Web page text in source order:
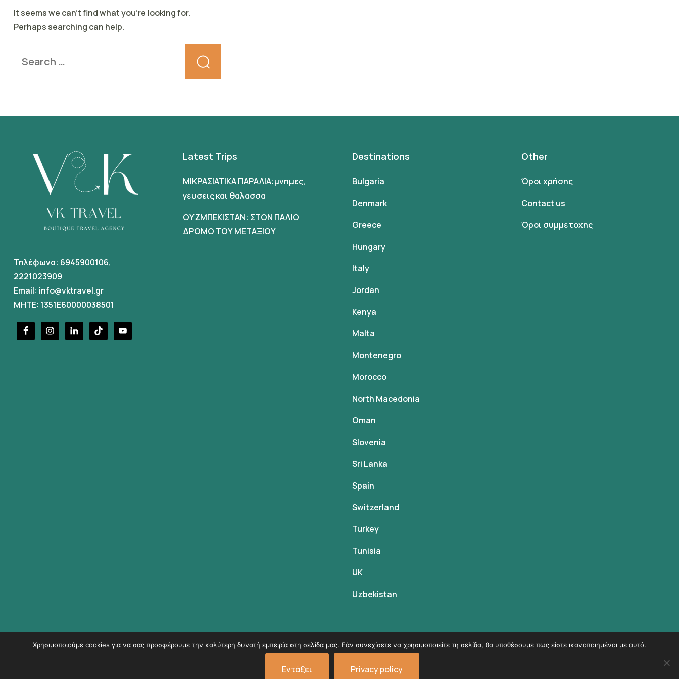
It seems we can’t find what you’re looking for.
Perhaps searching can help.
Τηλέφωνα: 6945900106,
2221023909
Email: info@vktravel.gr
MHTE: 1351E60000038501
Latest Trips
ΜΙΚΡΑΣΙΑΤΙΚΑ ΠΑΡΑΛΙΑ:μνημες,
γευσεις και θαλασσα
ΟΥΖΜΠΕΚΙΣΤΑΝ: ΣΤΟΝ ΠΑΛΙΟ
ΔΡΟΜΟ ΤΟΥ ΜΕΤΑΞΙΟΥ
Destinations
Bulgaria
Denmark
Greece
Hungary
Italy
Jordan
Kenya
Malta
Montenegro
Morocco
North Macedonia
Oman
Slovenia
Sri Lanka
Spain
Switzerland
Turkey
Tunisia
UK
Uzbekistan
Other
Όροι χρήσης
Contact us
Όροι συμμετοχης
© Copyright 2026VK Travel by Victoria Kokka.
Όροι χρήσης
Χρησιμοποιούμε cookies για να σας προσφέρουμε την καλύτερη δυνατή εμπειρία στη σελίδα μας. Εάν συνεχίσετε να χρησιμοποιείτε τη σελίδα, θα υποθέσουμε πως είστε ικανοποιημένοι με αυτό.
Εντάξει Privacy policy